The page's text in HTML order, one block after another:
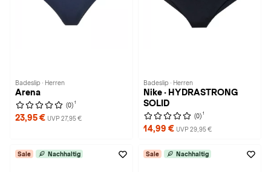
Badeslip · Herren
Arena
(0) 1
23,95 € UVP 27,95 €
Badeslip · Herren
Nike · HYDRASTRONG
SOLID
(0) 1
14,99 € UVP 29,95 €
Sale Nachhaltig Sale Nachhaltig